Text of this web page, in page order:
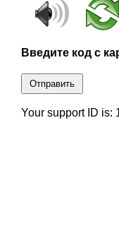
Введите код с
Отправить
Your support ID is: